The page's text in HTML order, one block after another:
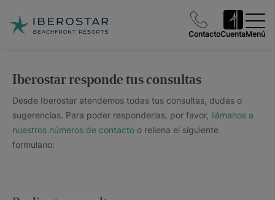
ContactoCuentaMenú
Iberostar responde tus consultas
Desde Iberostar atendemos todas tus consultas, dudas o
sugerencias. Para poder responderlas, por favor, llámanos a
nuestros números de contacto o rellena el siguiente
formulario: